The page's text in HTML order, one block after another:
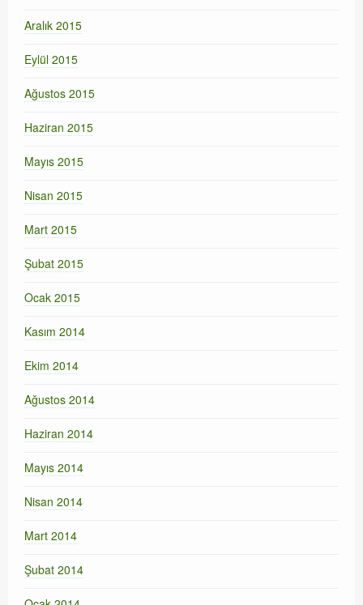
Aralık 2015
Eylül 2015
Ağustos 2015
Haziran 2015
Mayıs 2015
Nisan 2015
Mart 2015
Şubat 2015
Ocak 2015
Kasım 2014
Ekim 2014
Ağustos 2014
Haziran 2014
Mayıs 2014
Nisan 2014
Mart 2014
Şubat 2014